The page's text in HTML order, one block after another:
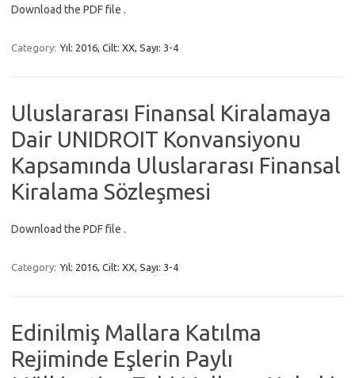
Download the PDF file .
Category: Yıl: 2016, Cilt: XX, Sayı: 3-4
Uluslararası Finansal Kiralamaya
Dair UNIDROIT Konvansiyonu
Kapsamında Uluslararası Finansal
Kiralama Sözleşmesi
Download the PDF file .
Category: Yıl: 2016, Cilt: XX, Sayı: 3-4
Edinilmiş Mallara Katılma
Rejiminde Eşlerin Paylı